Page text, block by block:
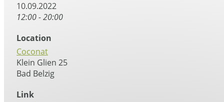
10.09.2022
12:00 - 20:00
Location
Coconat
Klein Glien 25
Bad Belzig
Link